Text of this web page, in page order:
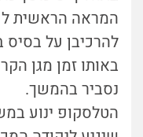
להרכיבן על בסיס
באותו זמן מגן
נסביר בהמשך.
הטלסקופ ינוע